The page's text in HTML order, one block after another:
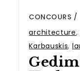
CONCOURS
architecture,
Karbauskis,